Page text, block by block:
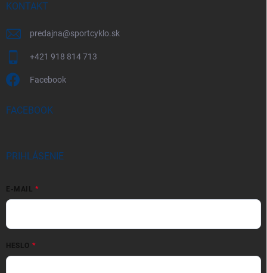
KONTAKT
predajna@sportcyklo.sk
+421 918 814 713
Facebook
FACEBOOK
PRIHLÁSENIE
E-MAIL
HESLO